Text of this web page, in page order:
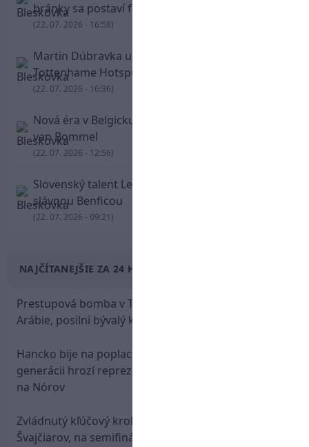
bránky sa postaví futbalová legenda Petr Čech
(22. 07. 2026 - 16:58)
Martin Dúbravka už pozná svoje číslo dresu v
Tottenhame Hotspur
(22. 07. 2026 - 16:36)
Nová éra v Belgicku: Red Devils povedie Mark
van Bommel
(22. 07. 2026 - 12:56)
Slovenský talent Lembakoali podpísal zmluvu so
slávnou Benficou
(22. 07. 2026 - 09:21)
NAJČÍTANEJŠIE ZA 24 HODÍN
Prestupová bomba v Turecku! Salah nepôjde do
Arábie, posilní bývalý klub Hamšíka
Hancko bije na poplach! Zaspali sme dobu, po tejto
generácii hrozí reprezentačné prázdno. Pozrime sa
na Nórov
Zvládnutý kľúčový krok! Osemnástka zdolala
Švajčiarov, na semifinále potrebuje pomoc favorita